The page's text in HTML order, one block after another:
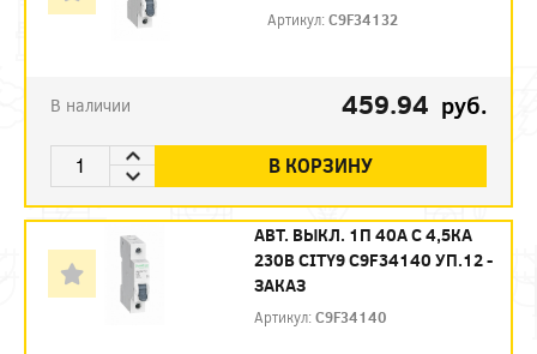
Артикул:C9F34132
В наличии 459.94 руб.
В КОРЗИНУ
АВТ. ВЫКЛ. 1П 40А С 4,5КА
230В CITY9 C9F34140 УП.12 -
ЗАКАЗ
Артикул:C9F34140